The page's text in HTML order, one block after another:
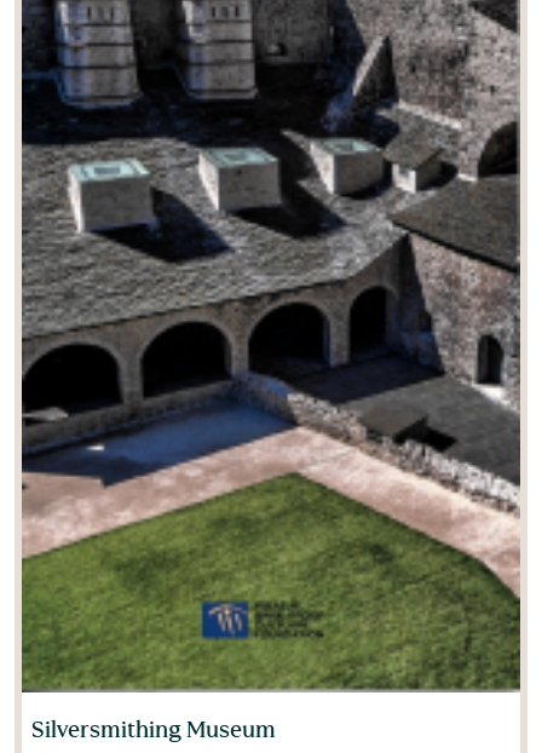
Χάρις Μέγα(0)
Χρήστος Δεσύλλας(0)
Χρήστος Λούκος(0)
Χρήστος Μπουλώτης (0)
Χρήστος Χατζηλίας(0)
Χριστίνα Λεβεντάκου(0)
Χρυσόστομος Φλωρεντής(0)
Andrea Bonetti(8)
Antoine Picon(0)
Arnold Pacey (0)
Aspasia Louvi (1)
Bruno Jacomy(0)
Charalambos Bakirtzis(0)
Silversmithing Museum